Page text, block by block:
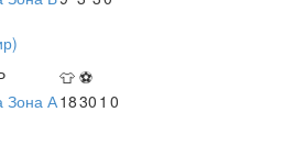
👕 ⚽
Зона А1830 1 0